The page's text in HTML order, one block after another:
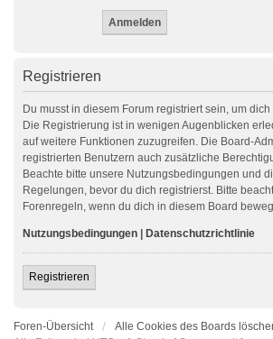
Registrieren
Du musst in diesem Forum registriert sein, um
Die Registrierung ist in wenigen Augenblicken
auf weitere Funktionen zuzugreifen. Die Board-
registrierten Benutzern auch zusätzliche
Beachte bitte unsere Nutzungsbedingungen und
Regelungen, bevor du dich registrierst. Bitte
Forenregeln, wenn du dich in diesem Board
Nutzungsbedingungen Datenschutzrichtlinie
Registrieren
Foren-Übersicht
Alle Cookies des Boards